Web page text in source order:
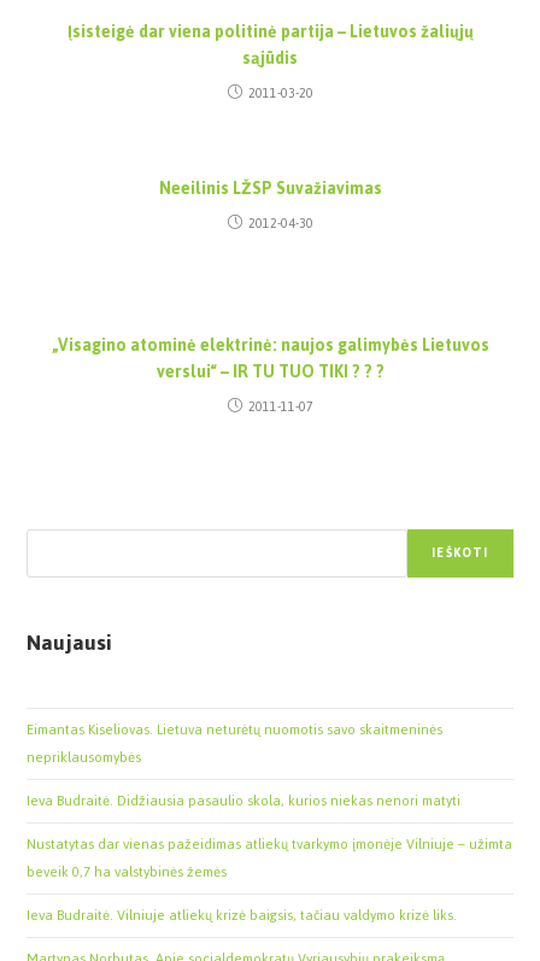
Įsisteigė dar viena politinė partija – Lietuvos žaliųjų
sąjūdis
2011-03-20
Neeilinis LŽSP Suvažiavimas
2012-04-30
„Visagino atominė elektrinė: naujos galimybės Lietuvos
verslui“ – IR TU TUO TIKI ? ? ?
2011-11-07
IEŠKOTI
Naujausi
Eimantas Kiseliovas. Lietuva neturėtų nuomotis savo skaitmeninės
nepriklausomybės
Ieva Budraitė. Didžiausia pasaulio skola, kurios niekas nenori matyti
Nustatytas dar vienas pažeidimas atliekų tvarkymo įmonėje Vilniuje – užimta
beveik 0,7 ha valstybinės žemės
Ieva Budraitė. Vilniuje atliekų krizė baigsis, tačiau valdymo krizė liks.